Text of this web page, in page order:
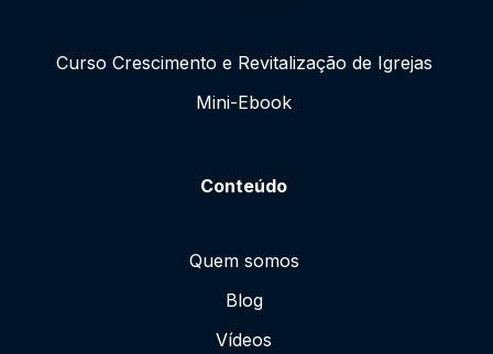
Curso Crescimento e Revitalização de Igrejas
Mini-Ebook
Conteúdo
Quem somos
Blog
Vídeos